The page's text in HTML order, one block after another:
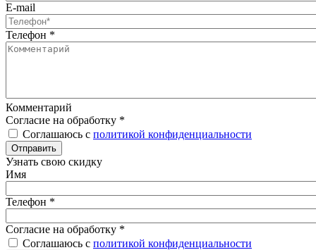
E-mail
Телефон *
Комментарий
Согласие на обработку *
Соглашаюсь с политикой конфиденциальности
Отправить
Узнать свою скидку
Имя
Телефон *
Согласие на обработку *
Соглашаюсь с политикой конфиденциальности